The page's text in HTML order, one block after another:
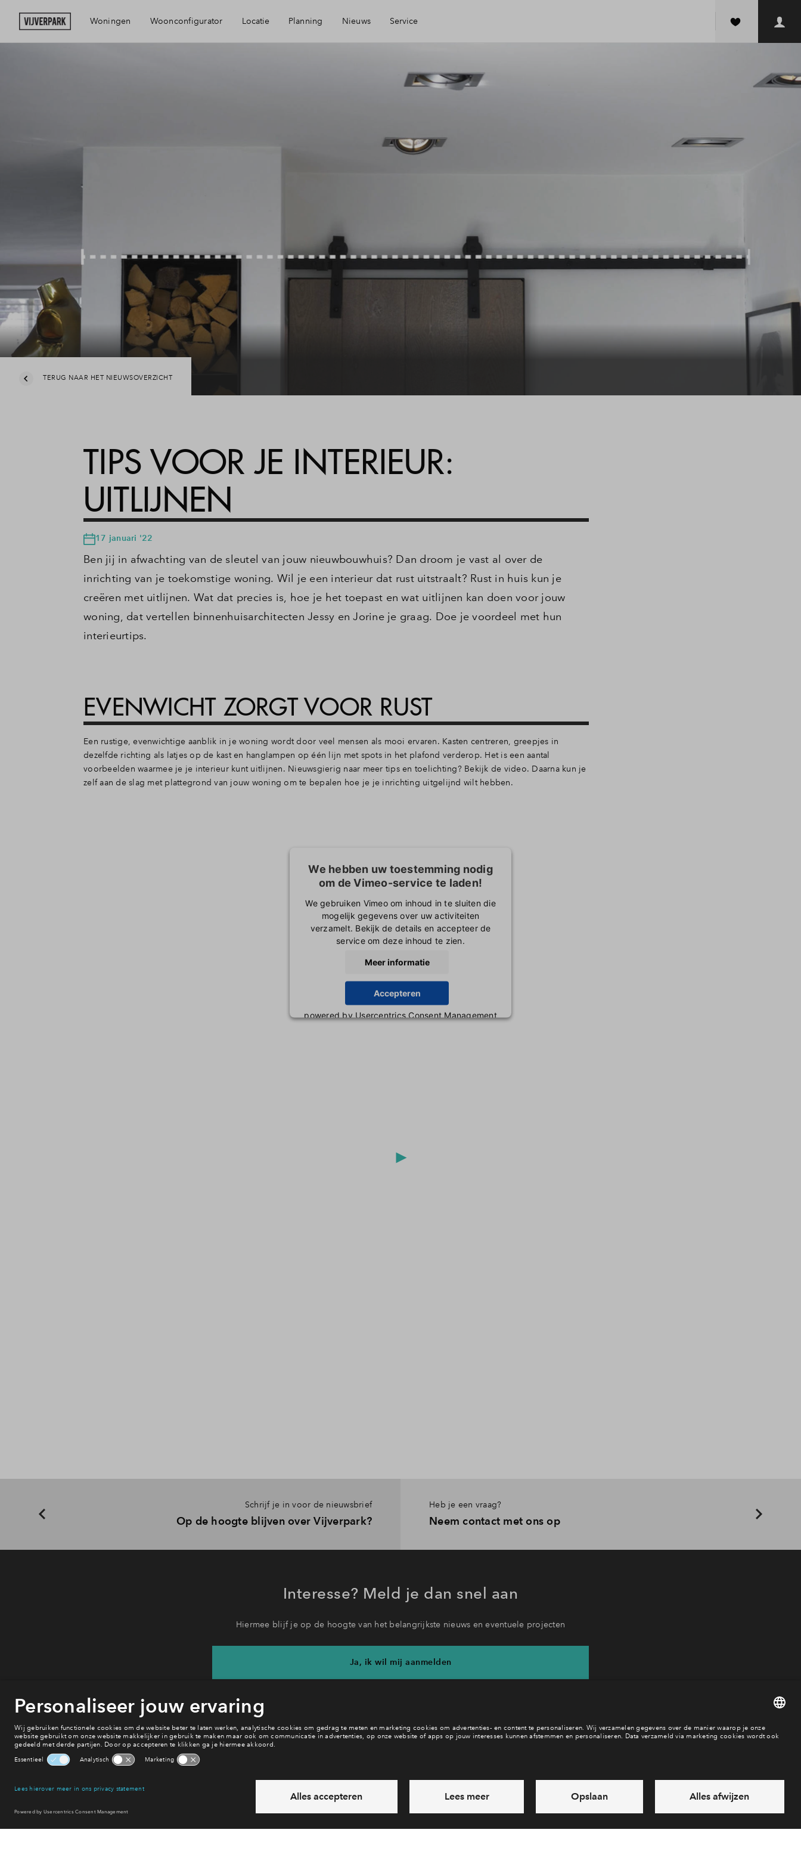
Woningen Woonconfigurator Locatie Planning Nieuws Service
Financiering
Veelgestelde vragen
TERUG NAAR HET NIEUWSOVERZICHT
TIPS VOOR JE INTERIEUR:
UITLIJNEN
17 januari '22
Ben jij in afwachting van de sleutel van jouw nieuwbouwhuis? Dan droom je vast al over de
inrichting van je toekomstige woning. Wil je een interieur dat rust uitstraalt? Rust in huis kun je
creëren met uitlijnen. Wat dat precies is, hoe je het toepast en wat uitlijnen kan doen voor jouw
woning, dat vertellen binnenhuisarchitecten Jessy en Jorine je graag. Doe je voordeel met hun
interieurtips.
EVENWICHT ZORGT VOOR RUST
Een rustige, evenwichtige aanblik in je woning wordt door veel mensen als mooi ervaren. Kasten centreren, greepjes in
dezelfde richting als latjes op de kast en hanglampen op één lijn met spots in het plafond verderop. Het is een aantal
voorbeelden waarmee je je interieur kunt uitlijnen. Nieuwsgierig naar meer tips en toelichting? Bekijk de video. Daarna kun je
zelf aan de slag met plattegrond van jouw woning om te bepalen hoe je je inrichting uitgelijnd wilt hebben.
We hebben uw toestemming nodig
om de Vimeo-service te laden!
We gebruiken Vimeo om inhoud in te sluiten die
mogelijk gegevens over uw activiteiten
verzamelt. Bekijk de details en accepteer de
service om deze inhoud te zien.
Meer informatie
Accepteren
powered by Usercentrics Consent Management
Schrijf je in voor de nieuwsbrief
Op de hoogte blijven over Vijverpark?
Heb je een vraag?
Neem contact met ons op
Interesse? Meld je dan snel aan
Hiermee blijf je op de hoogte van het belangrijkste nieuws en eventuele projecten
Ja, ik wil mij aanmelden
Heb je een vraag en wil je direct antwoord? Bel ons op
6 dagen per week beschikbaar (behalve tijdens feestdagen)
via chat en telefoon